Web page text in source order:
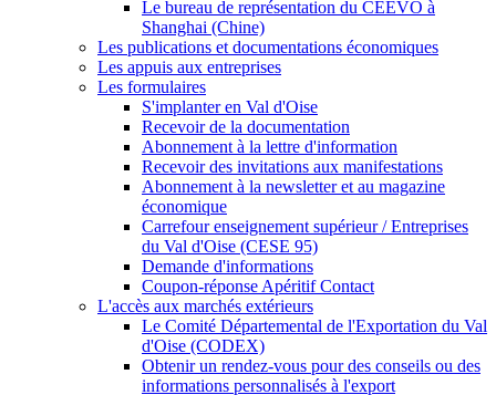
Le bureau de représentation du CEEVO à
Shanghai (Chine)
Les publications et documentations économiques
Les appuis aux entreprises
Les formulaires
S'implanter en Val d'Oise
Recevoir de la documentation
Abonnement à la lettre d'information
Recevoir des invitations aux manifestations
Abonnement à la newsletter et au magazine
économique
Carrefour enseignement supérieur / Entreprises
du Val d'Oise (CESE 95)
Demande d'informations
Coupon-réponse Apéritif Contact
L'accès aux marchés extérieurs
Le Comité Départemental de l'Exportation du Val
d'Oise (CODEX)
Obtenir un rendez-vous pour des conseils ou des
informations personnalisés à l'export